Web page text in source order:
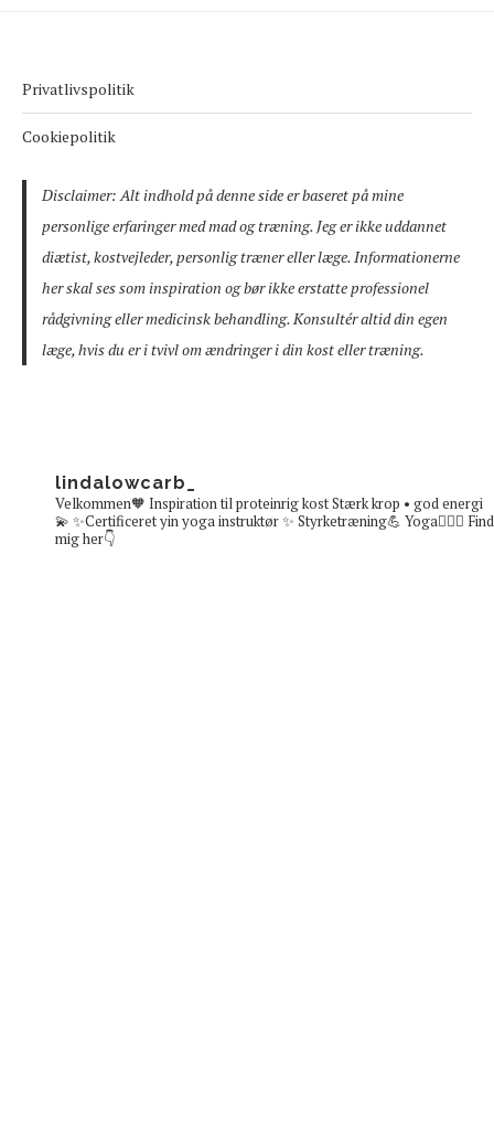
Privatlivspolitik
Cookiepolitik
Disclaimer: Alt indhold på denne side er baseret på mine
personlige erfaringer med mad og træning. Jeg er ikke uddannet
diætist, kostvejleder, personlig træner eller læge. Informationerne
her skal ses som inspiration og bør ikke erstatte professionel
rådgivning eller medicinsk behandling. Konsultér altid din egen
læge, hvis du er i tvivl om ændringer i din kost eller træning.
lindalowcarb_
Velkommen🧡 Inspiration til proteinrig kostStærk krop • god energi
💫 ✨Certificeret yin yoga instruktør ✨ Styrketræning💪 Yoga🧘🏼‍♀️ Find
mig her👇